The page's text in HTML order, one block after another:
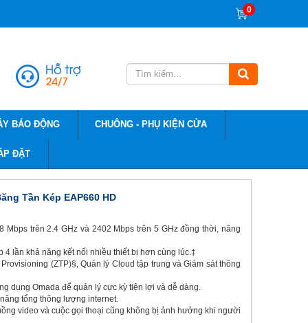
0
BÁO ĐỘNG CHUÔNG - PHỤ KIỆN CỬA
ĐẶT
Tần Kép EAP660 HD
Mbps trên 2.4 GHz và 2402 Mbps trên 5 GHz đồng thời, nâng
4 lần khả năng kết nối nhiều thiết bị hơn cùng lúc.‡
(ZTP)§, Quản lý Cloud tập trung và Giám sát thông
dụng Omada để quản lý cực kỳ tiện lợi và dễ dàng.
tổng thông lượng internet.
video và cuộc gọi thoại cũng không bị ảnh hưởng khi người